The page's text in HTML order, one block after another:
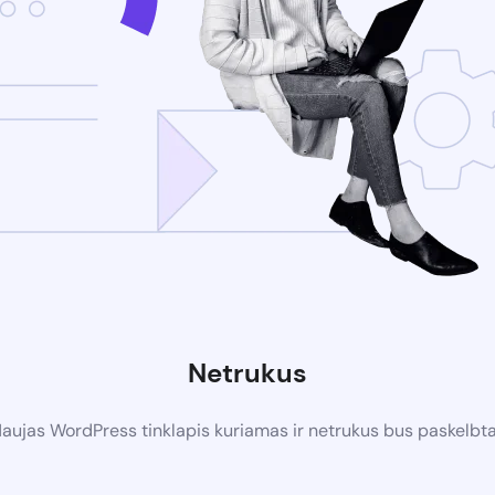
Netrukus
WordPress tinklapis kuriamas ir netrukus bus